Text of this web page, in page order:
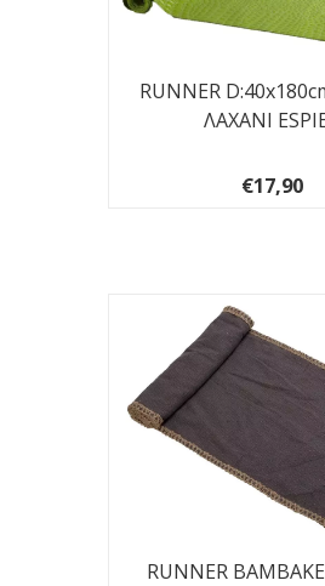
RUNNER
ΛΑΧΑΝΙ
€17,90
RUNNER